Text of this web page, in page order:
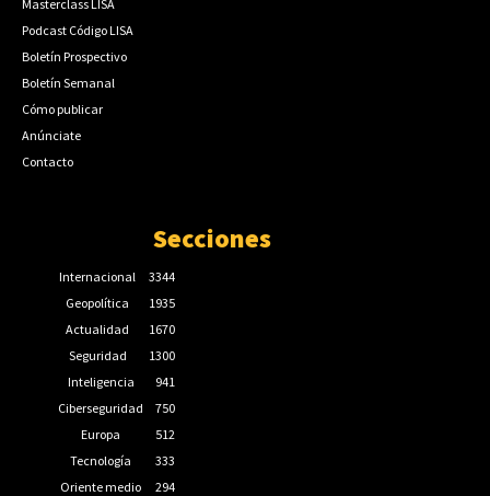
Masterclass LISA
Podcast Código LISA
Boletín Prospectivo
Boletín Semanal
Cómo publicar
Anúnciate
Contacto
Secciones
Internacional
3344
Geopolítica
1935
Actualidad
1670
Seguridad
1300
Inteligencia
941
Ciberseguridad
750
Europa
512
Tecnología
333
Oriente medio
294